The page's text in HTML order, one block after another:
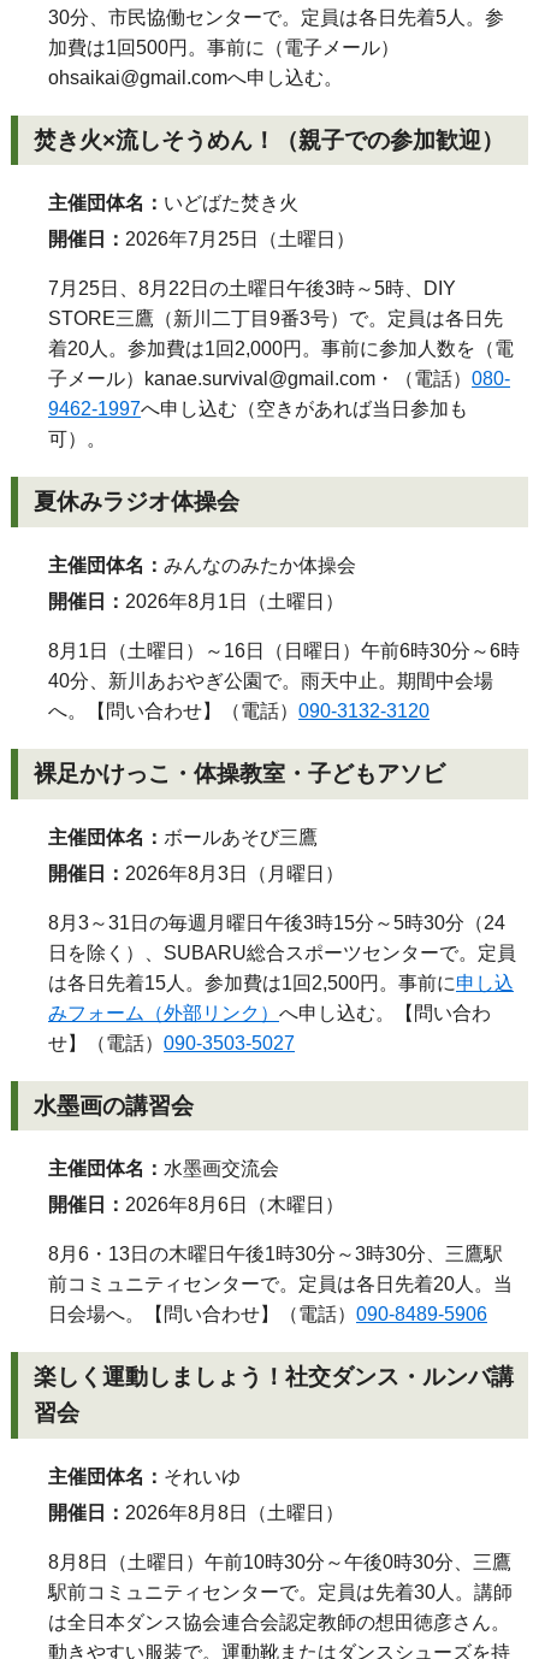
30分、市民協働センターで。定員は各日先着5人。参
加費は1回500円。事前に（電子メール）
ohsaikai@gmail.comへ申し込む。
焚き火×流しそうめん！（親子での参加歓迎）
主催団体名： いどばた焚き火
開催日： 2026年7月25日（土曜日）
7月25日、8月22日の土曜日午後3時～5時、DIY
STORE三鷹（新川二丁目9番3号）で。定員は各日先
着20人。参加費は1回2,000円。事前に参加人数を（電
子メール）
kanae.survival@gmail.com ・（電話） 080-
9462-1997へ申し込む（空きがあれば当日参加も
可）。
夏休みラジオ体操会
主催団体名： みんなのみたか体操会
開催日： 2026年8月1日（土曜日）
8月1日（土曜日）～16日（日曜日）午前6時30分～6時
40分、新川あおやぎ公園で。雨天中止。期間中会場
へ。【問い合わせ】（電話） 090-3132-3120
裸足かけっこ・体操教室・子どもアソビ
主催団体名： ボールあそび三鷹
開催日： 2026年8月3日（月曜日）
8月3～31日の毎週月曜日午後3時15分～5時30分（24
日を除く）、SUBARU総合スポーツセンターで。定員
は各日先着15人。参加費は1回2,500円。事前に申し込
みフォーム（外部リンク） へ申し込む。【問い合わ
せ】（電話） 090-3503-5027
水墨画の講習会
主催団体名： 水墨画交流会
開催日： 2026年8月6日（木曜日）
8月6・13日の木曜日午後1時30分～3時30分、三鷹駅
前コミュニティセンターで。定員は各日先着20人。当
日会場へ。【問い合わせ】（電話） 090-8489-5906
楽しく運動しましょう！社交ダンス・ルンバ講
習会
主催団体名： それいゆ
開催日： 2026年8月8日（土曜日）
8月8日（土曜日）午前10時30分～午後0時30分、三鷹
駅前コミュニティセンターで。定員は先着30人。講師
は全日本ダンス協会連合会認定教師の想田徳彦さん。
動きやすい服装で。運動靴またはダンスシューズを持